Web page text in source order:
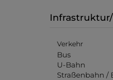
Verkehr
Bus
U-Bahn
Straßenbahn /